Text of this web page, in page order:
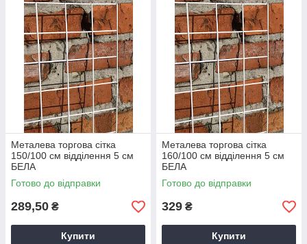
Металева торгова сітка
150/100 см відділення 5 см
БЕЛА
Готово до відправки
289,50 ₴
Купити
Металева торгова сітка
160/100 см відділення 5 см
БЕЛА
Готово до відправки
329 ₴
Купити